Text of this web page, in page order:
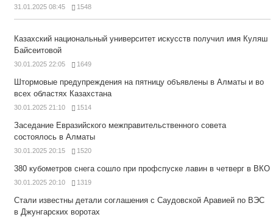
31.01.2025 08:45 1548
Казахский национальный университет искусств получил имя Куляш
Байсеитовой
30.01.2025 22:05 1649
Штормовые предупреждения на пятницу объявлены в Алматы и во
всех областях Казахстана
30.01.2025 21:10 1514
Заседание Евразийского межправительственного совета
состоялось в Алматы
30.01.2025 20:15 1520
380 кубометров снега сошло при профспуске лавин в четверг в ВКО
30.01.2025 20:10 1319
Стали известны детали соглашения с Саудовской Аравией по ВЭС
в Джунгарских воротах